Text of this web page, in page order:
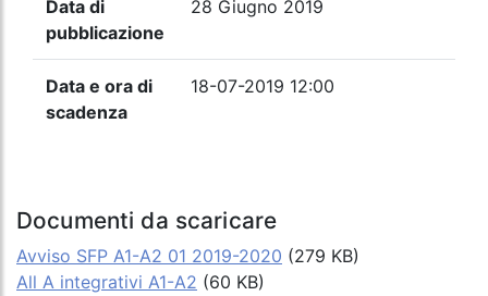
Data di
pubblicazione
28 Giugno 2019
Data e ora di
scadenza
18-07-2019 12:00
Documenti da scaricare
Avviso SFP A1-A2 01 2019-2020 (279 KB)
All A integrativi A1-A2 (60 KB)